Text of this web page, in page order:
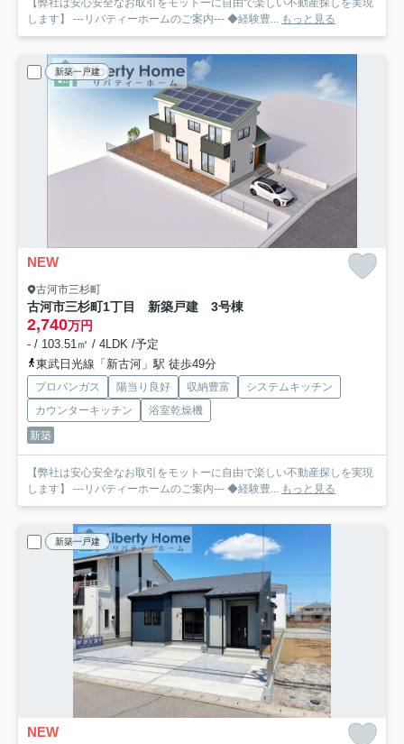
【弊社は安心安全なお取引をモットーに自由で楽しい不動産探しを実現
します】 ---リバティーホームのご案内--- ◆経験豊... もっと見る
新築一戸建
NEW
古河市三杉町
古河市三杉町1丁目 新築戸建 3号棟
2,740万円
- / 103.51㎡ / 4LDK /予定
東武日光線「新古河」駅 徒歩49分
プロパンガス 陽当り良好 収納豊富
システムキッチン
カウンターキッチン
浴室乾燥機
新築
【弊社は安心安全なお取引をモットーに自由で楽しい不動産探しを実現
します】 ---リバティーホームのご案内--- ◆経験豊... もっと見る
新築一戸建
NEW